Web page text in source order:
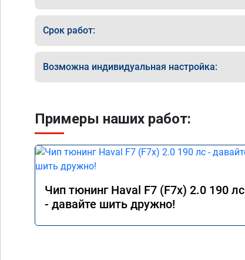
Срок работ:
Возможна индивидуальная настройка:
Примеры наших работ:
Чип тюнинг Haval F7 (F7x) 2.0 190 лс
- давайте шить дружно!